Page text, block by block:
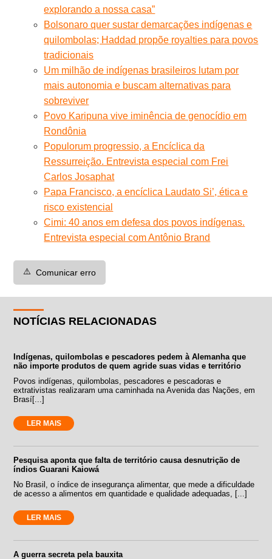
explorando a nossa casa”
Bolsonaro quer sustar demarcações indígenas e
quilombolas; Haddad propõe royalties para povos
tradicionais
Um milhão de indígenas brasileiros lutam por
mais autonomia e buscam alternativas para
sobreviver
Povo Karipuna vive iminência de genocídio em
Rondônia
Populorum progressio, a Encíclica da
Ressurreição. Entrevista especial com Frei
Carlos Josaphat
Papa Francisco, a encíclica Laudato Si’, ética e
risco existencial
Cimi: 40 anos em defesa dos povos indígenas.
Entrevista especial com Antônio Brand
⚠️ Comunicar erro
NOTÍCIAS RELACIONADAS
Indígenas, quilombolas e pescadores pedem à Alemanha que
não importe produtos de quem agride suas vidas e território
Povos indígenas, quilombolas, pescadores e pescadoras e
extrativistas realizaram uma caminhada na Avenida das Nações, em
Brasí[...]
LER MAIS
Pesquisa aponta que falta de território causa desnutrição de
índios Guarani Kaiowá
No Brasil, o índice de insegurança alimentar, que mede a dificuldade
de acesso a alimentos em quantidade e qualidade adequadas, [...]
LER MAIS
A guerra secreta pela bauxita